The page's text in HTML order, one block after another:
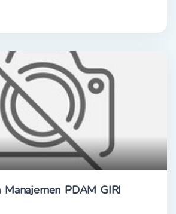
Manajemen PDAM GIRI